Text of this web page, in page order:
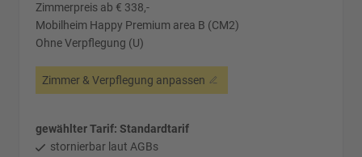
Zimmerpreis ab € 338,-
Mobilheim Happy Premium area B (CM2)
Ohne Verpflegung (U)
Zimmer & Verpflegung anpassen
gewählter Tarif: Standardtarif
stornierbar laut AGBs